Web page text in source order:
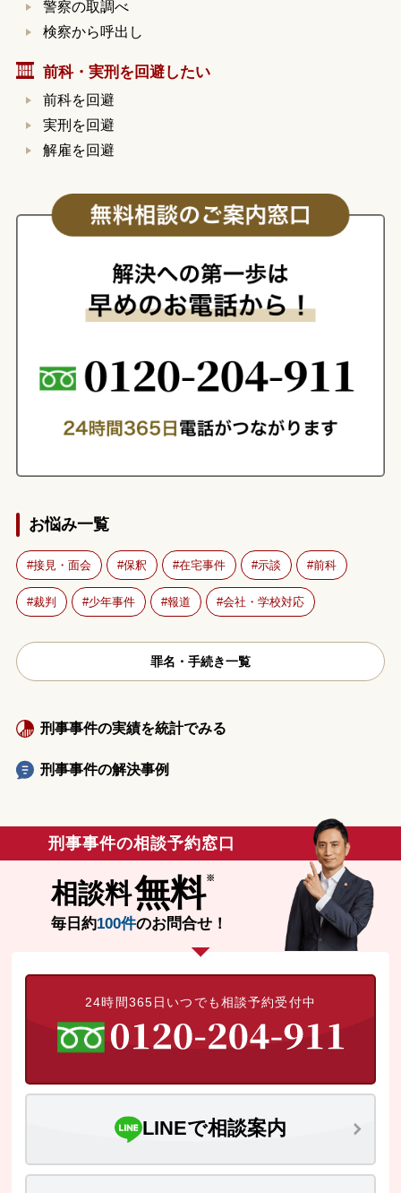
警察の取調べ
検察から呼出し
前科・実刑を回避したい
前科を回避
実刑を回避
解雇を回避
お悩み一覧
接見・面会 保釈 在宅事件 示談 前科
裁判 少年事件 報道 会社・学校対応
罪名・手続き一覧
刑事事件の実績を統計でみる
刑事事件の解決事例
刑事事件の相談予約窓口
相談料無料
毎日約100件のお問合せ！
24時間365日いつでも相談予約受付中
LINEで相談案内